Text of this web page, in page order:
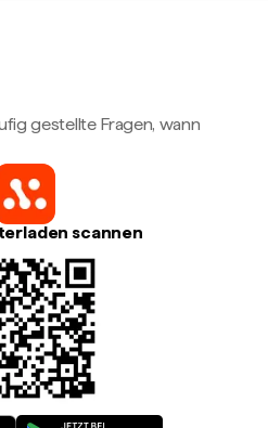
gestellte Fragen, wann
scannen